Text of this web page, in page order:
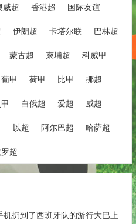
威超 香港超 国际友谊
伊朗超 卡塔尔联 巴林超
蒙古超 柬埔超 科威甲
葡甲 荷甲 比甲 挪超
白俄超 爱超 威超
以超 阿尔巴超 哈萨超
超
扔到了西班牙队的游行大巴上